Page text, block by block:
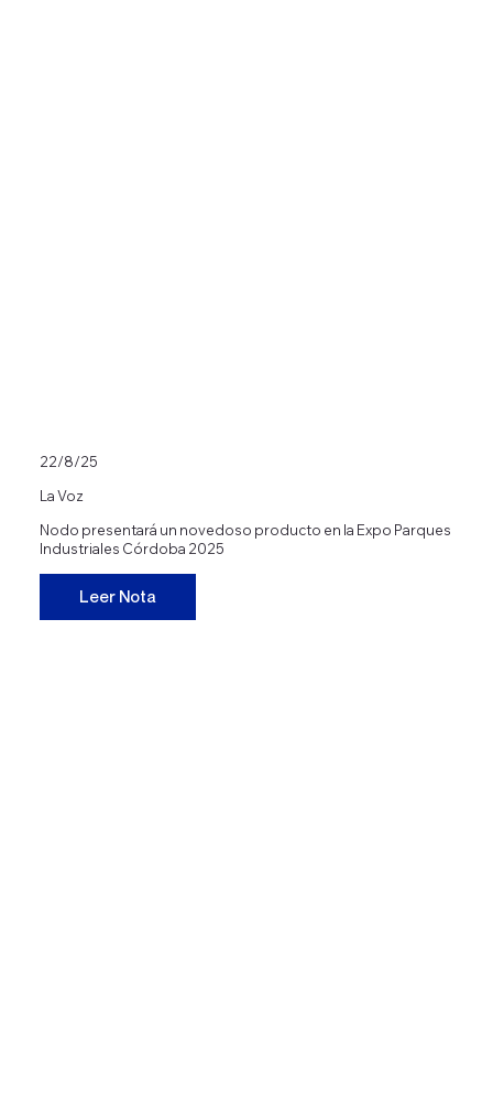
22/8/25
La Voz
Nodo presentará un novedoso producto en la Expo Parques
Industriales Córdoba 2025
Leer Nota